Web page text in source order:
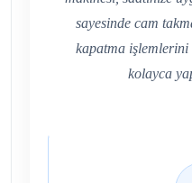
sayesinde cam
kapatma işlemlerini
kolayca